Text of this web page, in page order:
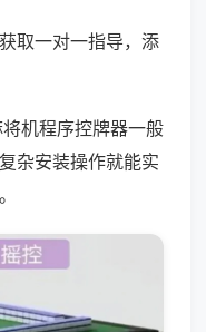
取一对一指导，添
机程序控牌器一般
杂安装操作就能实